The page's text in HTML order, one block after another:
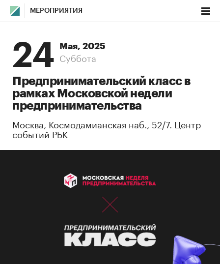
МЕРОПРИЯТИЯ
24 Мая, 2025
Суббота
Предпринимательский класс в
рамках Московской недели
предпринимательства
Москва, Космодамианская наб., 52/7. Центр
событий РБК